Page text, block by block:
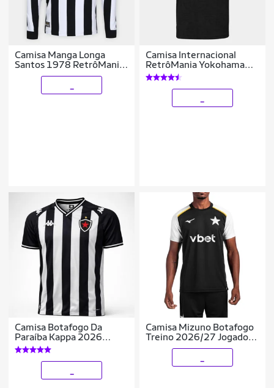
Camisa Manga Longa
Santos 1978 RetrôMania
Masculina
Camisa Internacional
RetrôMania Yokohama
2006 Masculina
Camisa Botafogo Da
Paraíba Kappa 2026
Uniforme 1 Jogador -
Masculino
Camisa Mizuno Botafogo
Treino 2026/27 Jogador
Masculina - Preto P